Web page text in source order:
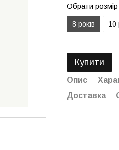
Обрати
8 років 10
Купити
Опис
Доставка